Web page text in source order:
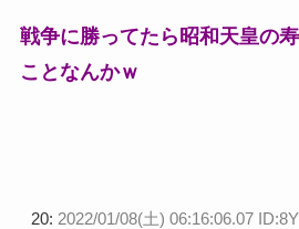
戦争に勝ってたら昭和天皇の
ことなんかｗ
20: 2022/01/08(土) 06:16:06.07